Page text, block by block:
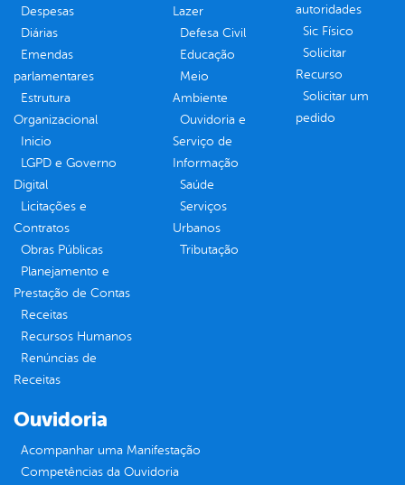
Despesas
Diárias
Emendas
parlamentares
Estrutura
Organizacional
Inicio
LGPD e Governo
Digital
Licitações e
Contratos
Obras Públicas
Planejamento e
Prestação de Contas
Receitas
Recursos Humanos
Renúncias de
Receitas
Lazer
Defesa Civil
Educação
Meio
Ambiente
Ouvidoria e
Serviço de
Informação
Saúde
Serviços
Urbanos
Tributação
autoridades
Sic Físico
Solicitar
Recurso
Solicitar um
pedido
Ouvidoria
Acompanhar uma Manifestação
Competências da Ouvidoria